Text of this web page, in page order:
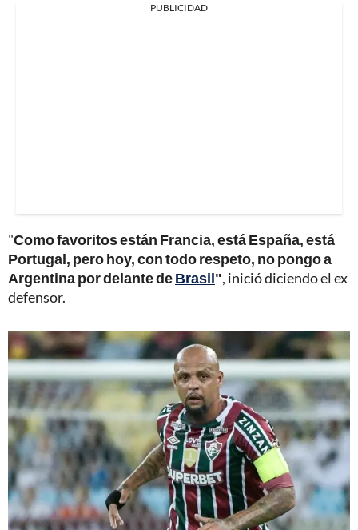
PUBLICIDAD
"Como favoritos están Francia, está España, está
Portugal, pero hoy, con todo respeto, no pongo a
Argentina por delante deBrasil", inició diciendo el ex
defensor.